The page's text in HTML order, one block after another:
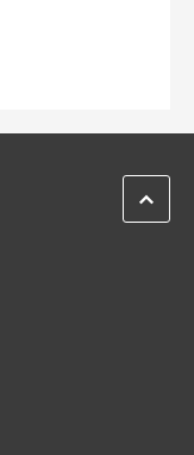
kartě
nové kartě
ZPĚT